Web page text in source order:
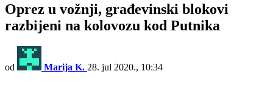
Oprez u vožnji, građevinski blokovi
razbijeni na kolovozu kod Putnika
od Marija K. 28. jul 2020., 10:34